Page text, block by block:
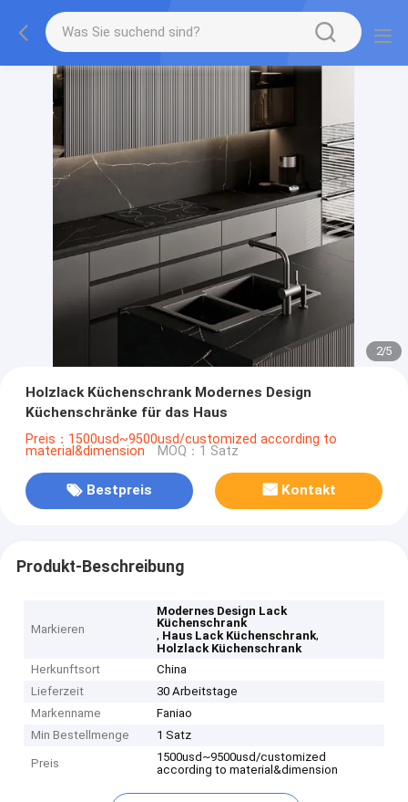
2/5
Holzlack Küchenschrank Modernes Design
Küchenschränke für das Haus
Preis：1500usd~9500usd/customized according to
material&dimension MOQ：1 Satz
Bestpreis Kontakt
Produkt-Beschreibung
Markieren
Modernes Design Lack
Küchenschrank
, Haus Lack Küchenschrank,
Holzlack Küchenschrank
Herkunftsort
China
Lieferzeit
30 Arbeitstage
Markenname
Faniao
Min Bestellmenge
1 Satz
Preis
1500usd~9500usd/customized
according to material&dimension